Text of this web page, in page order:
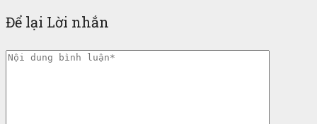
Để lại Lời nhắn